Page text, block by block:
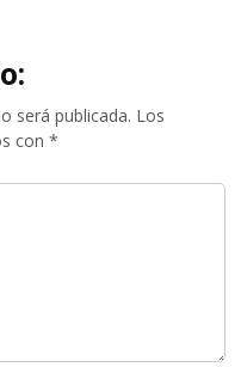
será publicada. Los
con*